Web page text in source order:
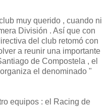
muy querido , cuando ni
División . Así que con
del club retomó con
a reunir una importante
de Compostela , el
el denominado "
equipos : el Racing de